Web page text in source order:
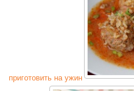
приготовить на ужин